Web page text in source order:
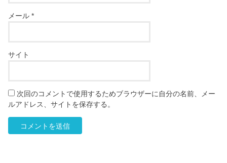
メール*
サイト
次回のコメントで使用するためブラウザーに自分の名前、メー
ルアドレス、サイトを保存する。